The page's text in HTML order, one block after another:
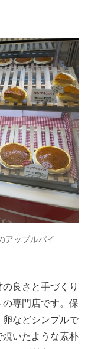
アップルパイ
良さと手づくり
専門店です。保
などシンプルで
焼いたような素朴